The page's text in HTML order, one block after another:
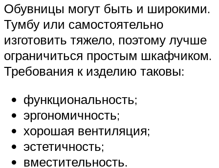
Обувницы могут быть и широкими.
Тумбу или самостоятельно
изготовить тяжело, поэтому лучше
ограничиться простым шкафчиком.
Требования к изделию таковы:
функциональность;
эргономичность;
хорошая вентиляция;
эстетичность;
вместительность.